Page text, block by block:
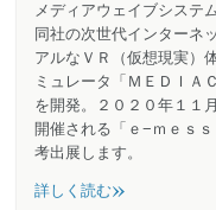
メディアウェイブシステ
同社の次世代インターネ
アルなＶＲ（仮想現実）
ミュレータ「ＭＥＤＩＡ
を開発。２０２０年１１
開催される「ｅ−ｍｅｓ
考出展します。
詳しく読む»